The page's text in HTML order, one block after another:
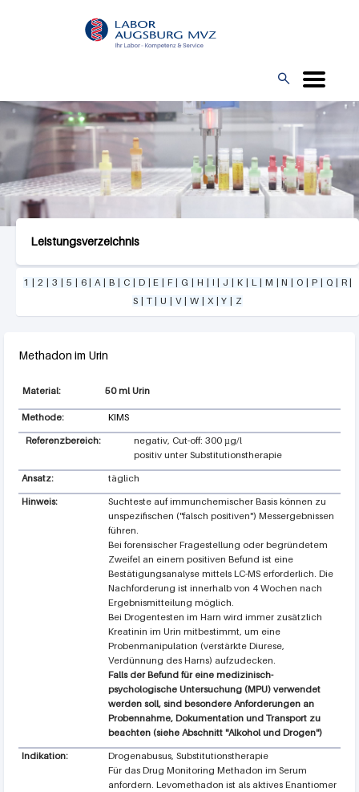
Direkt
zum
O

Leistungsverzeichnis
1 | 2 | 3 | 5 | 6 | A | B | C | D | E | F | G | H | I | J | K | L | M | N | O | P | Q | R |
S | T | U | V | W | X | Y | Z
Methadon im Urin
50 ml Urin
Methode: KIMS
Referenzbereich:
negativ, Cut-off: 300 µg/l
positiv unter Substitutionstherapie
Ansatz: täglich
Hinweis:
Suchteste auf immunchemischer Basis können zu
unspezifischen ("falsch positiven") Messergebnissen
führen.
Bei forensischer Fragestellung oder begründetem
Zweifel an einem positiven Befund ist eine
Bestätigungsanalyse mittels LC-MS erforderlich. Die
Nachforderung ist innerhalb von 4 Wochen nach
Ergebnismitteilung möglich.
Bei Drogentesten im Harn wird immer zusätzlich
Kreatinin im Urin mitbestimmt, um eine
Probenmanipulation (verstärkte Diurese,
Verdünnung des Harns) aufzudecken.
Falls der Befund für eine medizinisch-
psychologische Untersuchung (MPU) verwendet
werden soll, sind besondere Anforderungen an
Probennahme, Dokumentation und Transport zu
beachten (siehe Abschnitt "Alkohol und Drogen")
Indikation:
Drogenabusus, Substitutionstherapie
Für das Drug Monitoring Methadon im Serum
anfordern. Levomethadon ist als aktives Enantiomer